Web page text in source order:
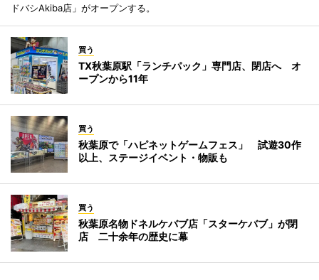
ドバシAkiba店」がオープンする。
買う
TX秋葉原駅「ランチパック」専門店、閉店へ オ
ープンから11年
買う
秋葉原で「ハピネットゲームフェス」 試遊30作
以上、ステージイベント・物販も
買う
秋葉原名物ドネルケバブ店「スターケバブ」が閉
店 二十余年の歴史に幕